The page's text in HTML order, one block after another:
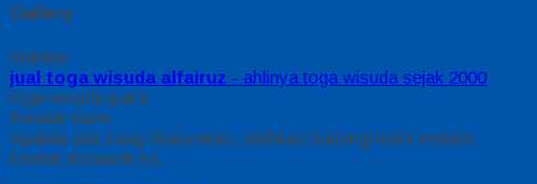
Gallery
Sidebar
jual toga wisuda alfairuz - ahlinya toga wisuda sejak 2000
toga wisuda juara
Kontak Kami
Apabila ada yang ditanyakan, silahkan hubungi kami melalui
kontak di bawah ini.